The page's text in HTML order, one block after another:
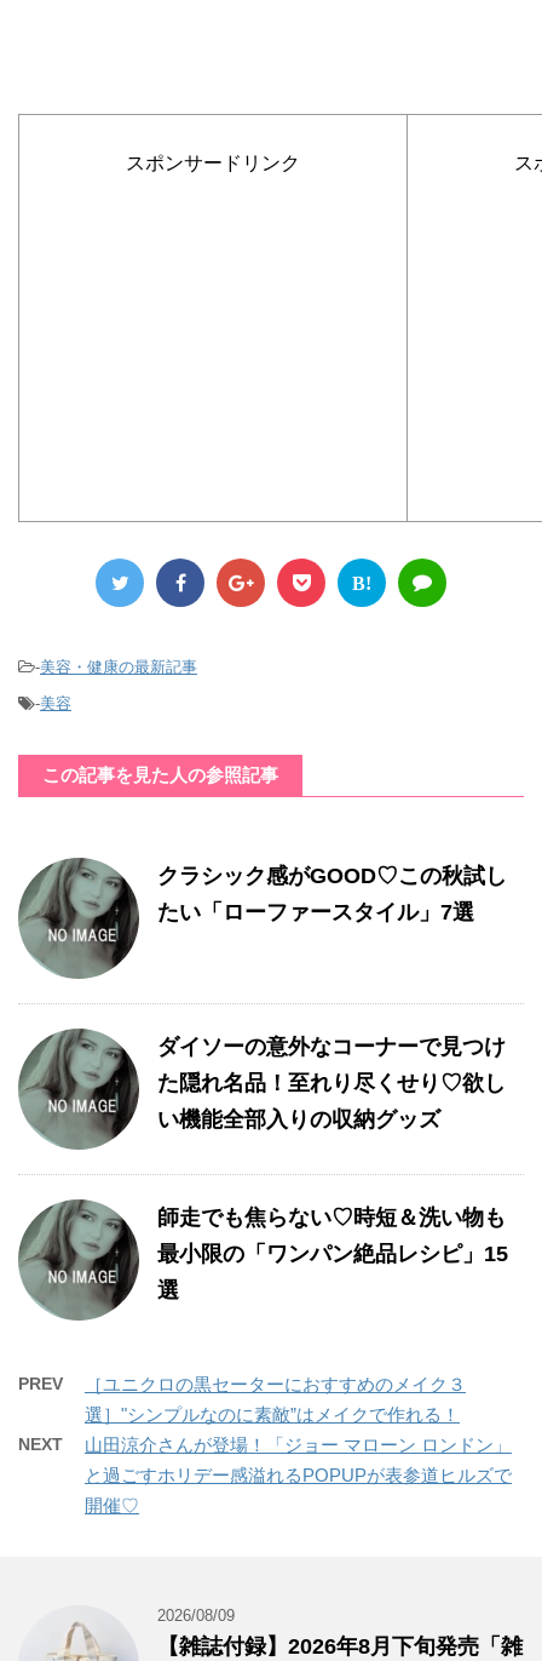
スポンサードリンク ス
B!
-美容・健康の最新記事
-美容
この記事を見た人の参照記事
クラシック感がGOOD♡この秋試し
たい「ローファースタイル」7選
ダイソーの意外なコーナーで見つけ
た隠れ名品！至れり尽くせり♡欲し
い機能全部入りの収納グッズ
師走でも焦らない♡時短＆洗い物も
最小限の「ワンパン絶品レシピ」15
選
PREV
［ユニクロの黒セーターにおすすめのメイク３
選］"シンプルなのに素敵”はメイクで作れる！
NEXT
山田涼介さんが登場！「ジョー マローン ロンドン」
と過ごすホリデー感溢れるPOPUPが表参道ヒルズで
開催♡
2026/08/09
【雑誌付録】2026年8月下旬発売「雑